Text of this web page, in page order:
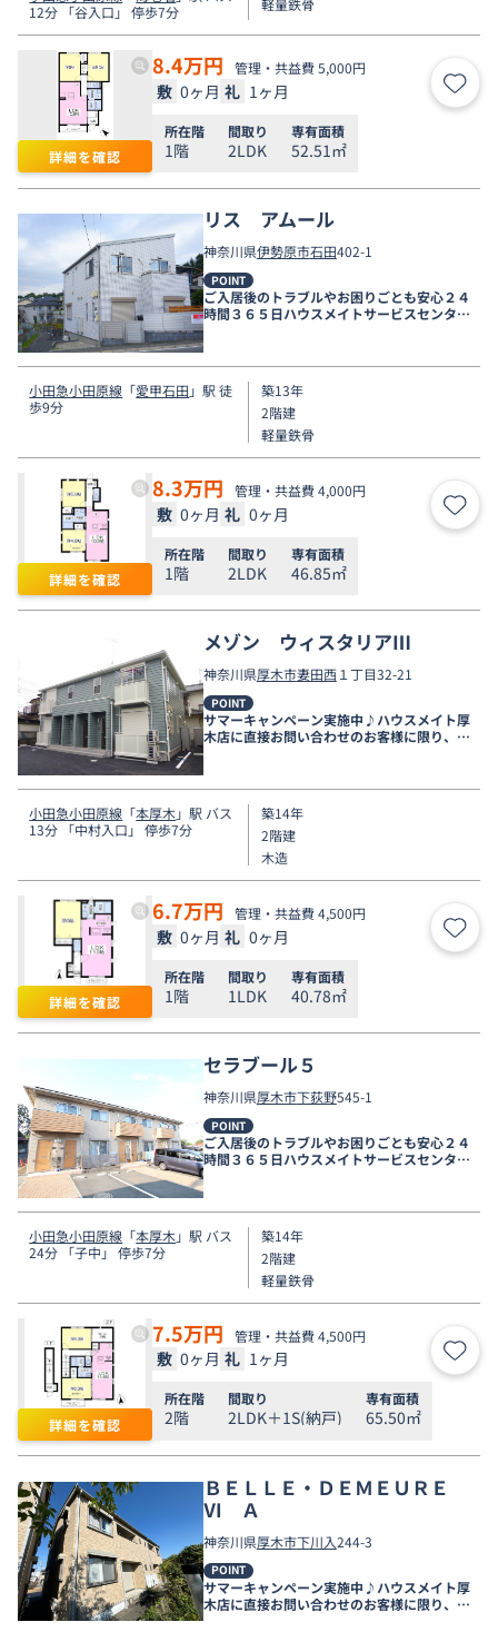
12分 「谷入口」 停歩7分
軽量鉄骨
詳細を確認
8.4万円 管理・共益費 5,000円
敷 0ヶ月 礼 1ヶ月 お気
所在階
1階
間取り
2LDK
専有面積
52.51㎡
リス アムール
神奈川県伊勢原市石田402-1
POINT
ご入居後のトラブルやお困りごとも安心２４
時間３６５日ハウスメイトサービスセンター
電話受付対応。
小田急小田原線 「愛甲石田 」駅 徒
歩9分
築13年
2階建
軽量鉄骨
詳細を確認
8.3万円 管理・共益費 4,000円
敷 0ヶ月 礼 0ヶ月 お気
所在階
1階
間取り
2LDK
専有面積
46.85㎡
メゾン ウィスタリアⅢ
神奈川県厚木市妻田西１丁目32-21
POINT
サマーキャンペーン実施中♪ハウスメイト厚
木店に直接お問い合わせのお客様に限り、９
月末まで家賃無料♪
小田急小田原線 「本厚木」駅 バス
13分 「中村入口」 停歩7分
築14年
2階建
木造
詳細を確認
6.7万円 管理・共益費 4,500円
敷 0ヶ月 礼 0ヶ月 お気
所在階
1階
間取り
1LDK
専有面積
40.78㎡
セラブール５
神奈川県厚木市下荻野545-1
POINT
ご入居後のトラブルやお困りごとも安心２４
時間３６５日ハウスメイトサービスセンター
電話受付対応。
小田急小田原線 「本厚木」駅 バス
24分 「子中」 停歩7分
築14年
2階建
軽量鉄骨
詳細を確認
7.5万円 管理・共益費 4,500円
敷 0ヶ月 礼 1ヶ月 お気
所在階
2階
間取り
2LDK＋1S(納戸)
専有面積
65.50㎡
ＢＥＬＬＥ・ＤＥＭＥＵＲＥ
Ⅵ Ａ
神奈川県厚木市下川入244-3
POINT
サマーキャンペーン実施中♪ハウスメイト厚
木店に直接お問い合わせのお客様に限り、９
月末まで家賃無料♪